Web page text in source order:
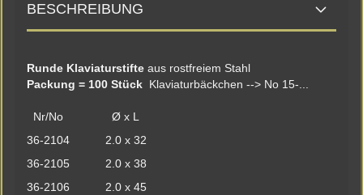
BESCHREIBUNG
Runde Klaviaturstifte aus rostfreiem Stahl
Packung = 100 Stück Klaviaturbäckchen --> No 15-...
Nr/No Ø x L
36-2104 2.0 x 32
36-2105 2.0 x 38
36-2106 2.0 x 45